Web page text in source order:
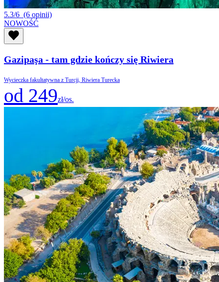
5.3/6 (6 opinii)
NOWOŚĆ
Gazipaşa - tam gdzie kończy się Riwiera
Wycieczka fakultatywna z Turcji, Riwiera Turecka
od 249zł/os.